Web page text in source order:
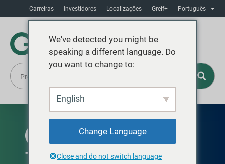
Carreiras Investidores Localizaçôes Greif+ Português
DISPONÍVEL NA AMÉRICA DO NORTE
Tudo-Fi®Tambor de fibra
We've detected you might be
speaking a different language. Do
you want to change to:
English
Change Language
Close and do not switch language